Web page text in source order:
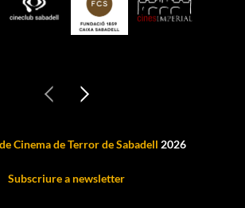
Cinema de Terror de Sabadell 2026
Subscriure a newsletter